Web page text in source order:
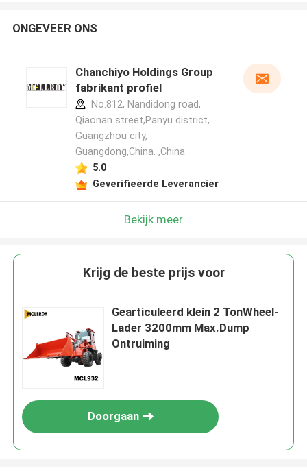
ONGEVEER ONS
Chanchiyo Holdings Group
fabrikant profiel
No.812, Nandidong road,
Qiaonan street,Panyu district,
Guangzhou city,
Guangdong,China. ,China
5.0
Geverifieerde Leverancier
Bekijk meer
Krijg de beste prijs voor
Gearticuleerd klein 2 TonWheel-
Lader 3200mm Max.Dump
Ontruiming
Doorgaan